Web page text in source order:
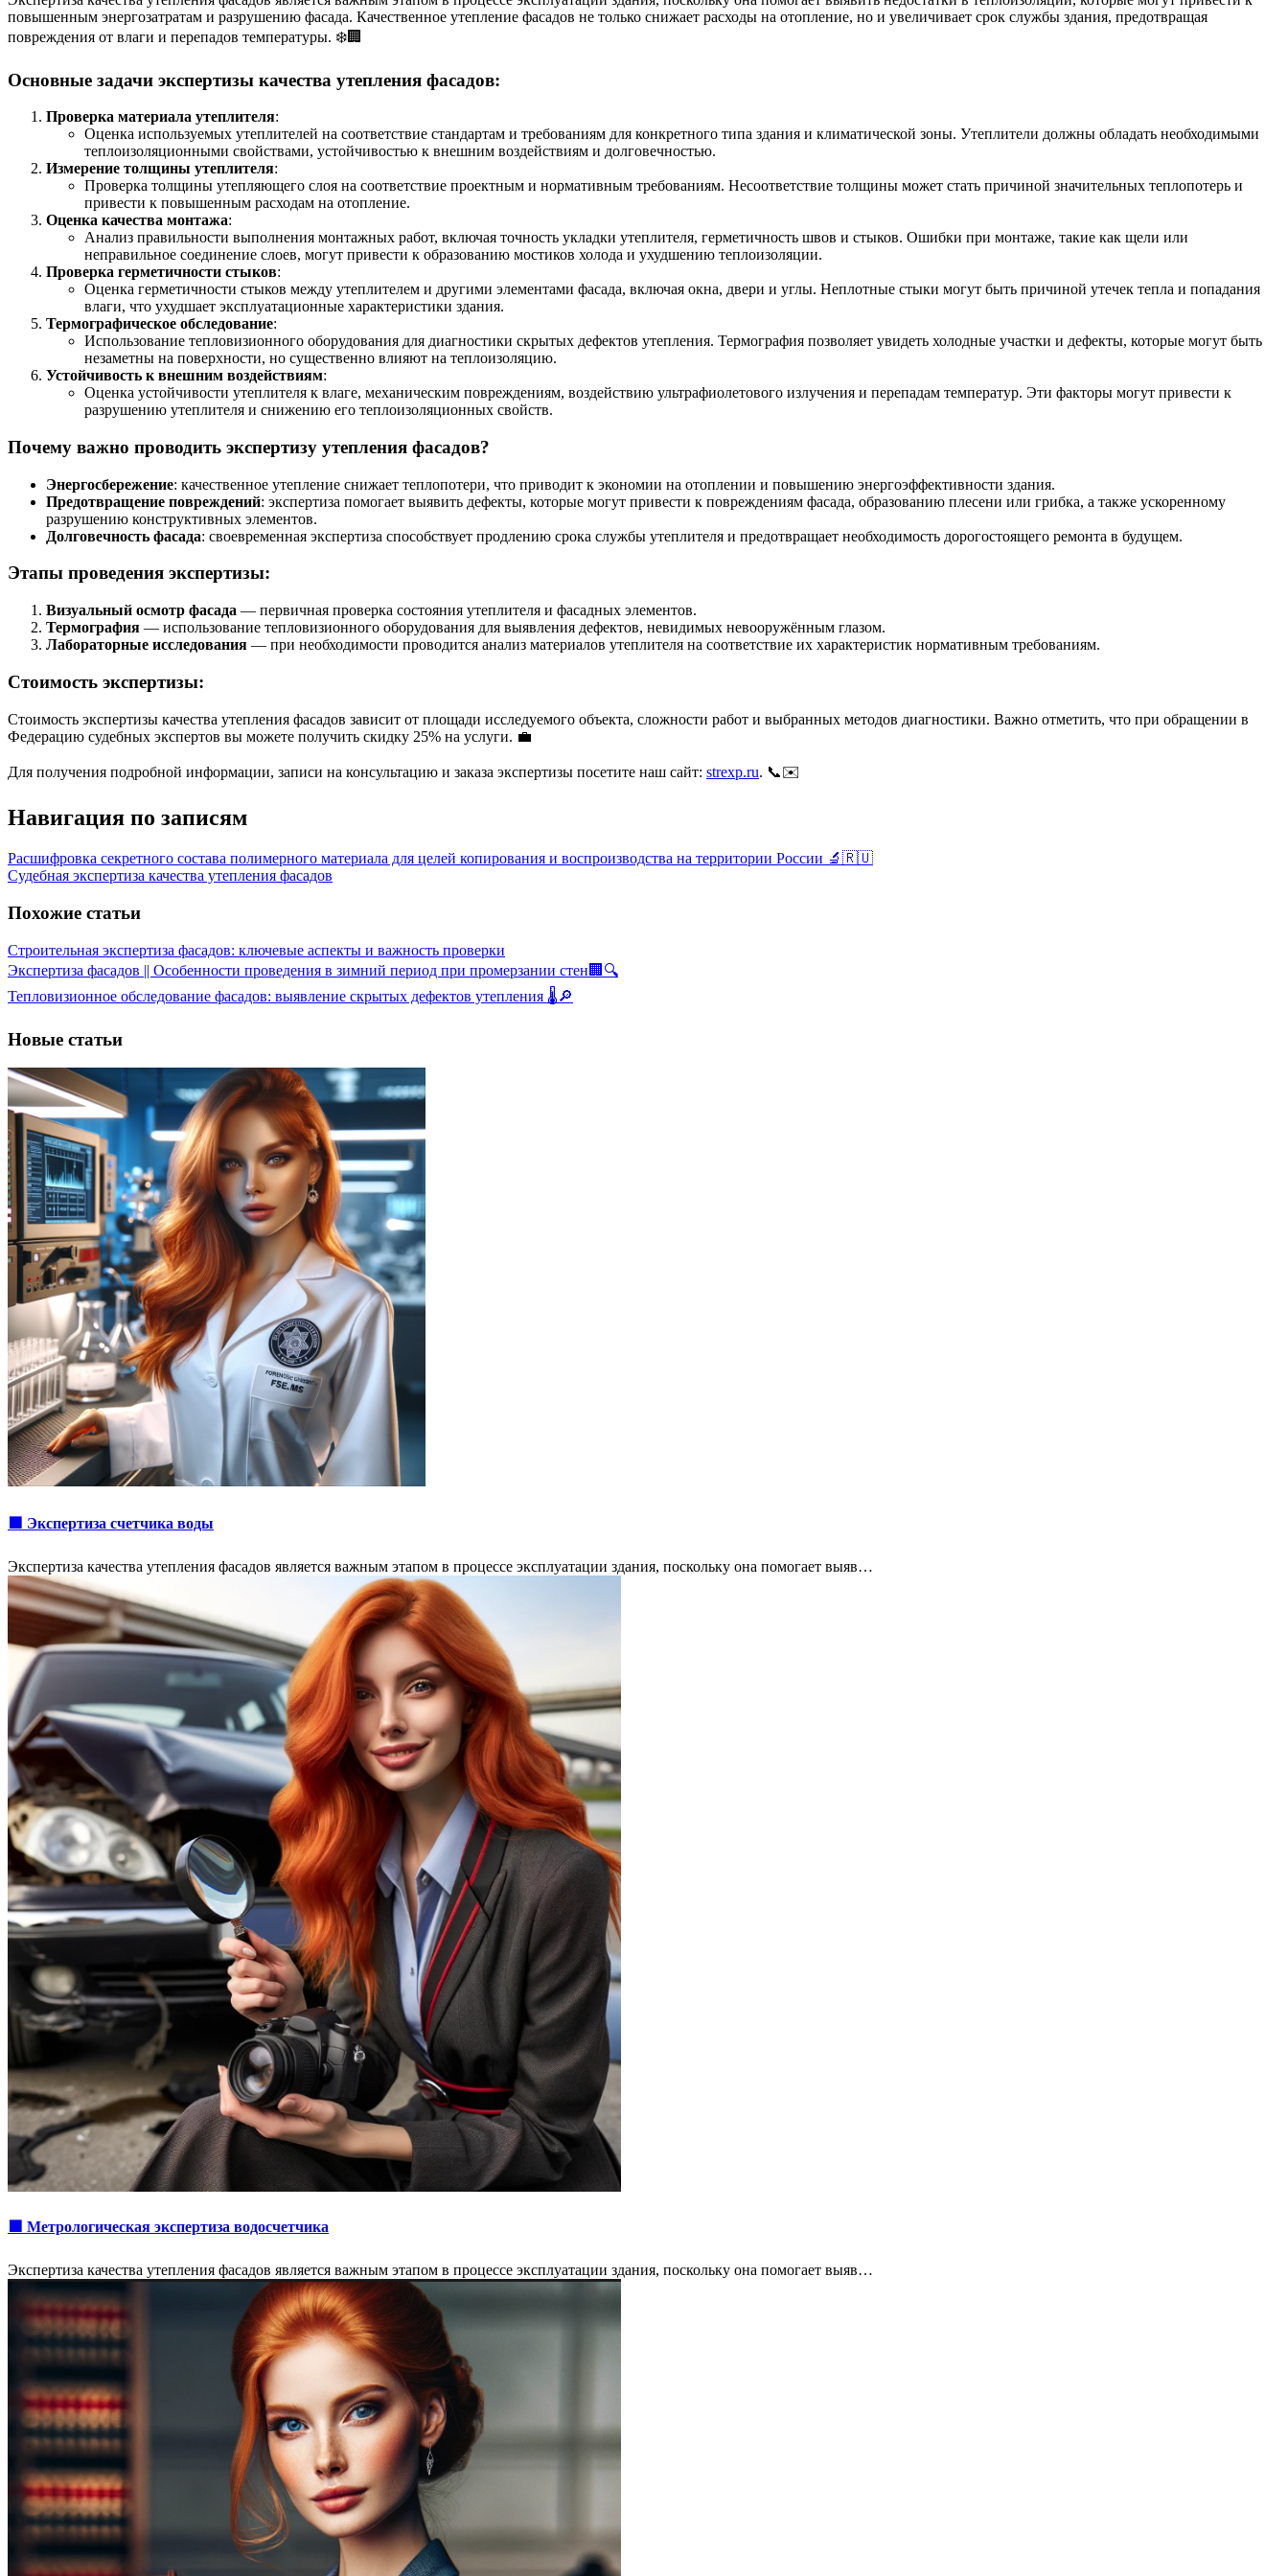
повышенным энергозатратам и разрушению фасада. Качественное утепление фасадов не только снижает расходы на отопление, но и увеличивает срок службы здания, предотвращая
повреждения от влаги и перепадов температуры. ❄️🏢
Основные задачи экспертизы качества утепления фасадов:
Проверка материала утеплителя:
Оценка используемых утеплителей на соответствие стандартам и требованиям для конкретного типа здания и климатической зоны. Утеплители должны обладать необходимыми
теплоизоляционными свойствами, устойчивостью к внешним воздействиям и долговечностью.
Измерение толщины утеплителя:
Проверка толщины утепляющего слоя на соответствие проектным и нормативным требованиям. Несоответствие толщины может стать причиной значительных теплопотерь и
привести к повышенным расходам на отопление.
Оценка качества монтажа:
Анализ правильности выполнения монтажных работ, включая точность укладки утеплителя, герметичность швов и стыков. Ошибки при монтаже, такие как щели или
неправильное соединение слоев, могут привести к образованию мостиков холода и ухудшению теплоизоляции.
Проверка герметичности стыков:
Оценка герметичности стыков между утеплителем и другими элементами фасада, включая окна, двери и углы. Неплотные стыки могут быть причиной утечек тепла и попадания
влаги, что ухудшает эксплуатационные характеристики здания.
Термографическое обследование:
Использование тепловизионного оборудования для диагностики скрытых дефектов утепления. Термография позволяет увидеть холодные участки и дефекты, которые могут быть
незаметны на поверхности, но существенно влияют на теплоизоляцию.
Устойчивость к внешним воздействиям:
Оценка устойчивости утеплителя к влаге, механическим повреждениям, воздействию ультрафиолетового излучения и перепадам температур. Эти факторы могут привести к
разрушению утеплителя и снижению его теплоизоляционных свойств.
Почему важно проводить экспертизу утепления фасадов?
Энергосбережение: качественное утепление снижает теплопотери, что приводит к экономии на отоплении и повышению энергоэффективности здания.
Предотвращение повреждений: экспертиза помогает выявить дефекты, которые могут привести к повреждениям фасада, образованию плесени или грибка, а также ускоренному
разрушению конструктивных элементов.
Долговечность фасада: своевременная экспертиза способствует продлению срока службы утеплителя и предотвращает необходимость дорогостоящего ремонта в будущем.
Этапы проведения экспертизы:
Визуальный осмотр фасада — первичная проверка состояния утеплителя и фасадных элементов.
Термография — использование тепловизионного оборудования для выявления дефектов, невидимых невооружённым глазом.
Лабораторные исследования — при необходимости проводится анализ материалов утеплителя на соответствие их характеристик нормативным требованиям.
Стоимость экспертизы:
Стоимость экспертизы качества утепления фасадов зависит от площади исследуемого объекта, сложности работ и выбранных методов диагностики. Важно отметить, что при обращении в
Федерацию судебных экспертов вы можете получить скидку 25% на услуги. 💼
Для получения подробной информации, записи на консультацию и заказа экспертизы посетите наш сайт: strexp.ru. 📞✉️
Навигация по записям
Расшифровка секретного состава полимерного материала для целей копирования и воспроизводства на территории России 🔬🇷🇺
Судебная экспертиза качества утепления фасадов
Похожие статьи
Строительная экспертиза фасадов: ключевые аспекты и важность проверки
Экспертиза фасадов || Особенности проведения в зимний период при промерзании стен🏢🔍
Тепловизионное обследование фасадов: выявление скрытых дефектов утепления 🌡️🔎
Новые статьи
🟩 Экспертиза счетчика воды
Экспертиза качества утепления фасадов является важным этапом в процессе эксплуатации здания, поскольку она помогает выяв…
🟩 Метрологическая экспертиза водосчетчика
Экспертиза качества утепления фасадов является важным этапом в процессе эксплуатации здания, поскольку она помогает выяв…